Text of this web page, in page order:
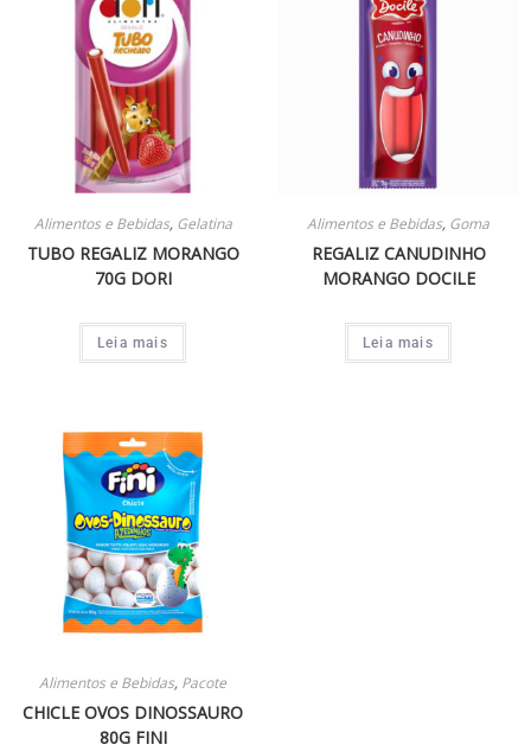
Alimentos e Bebidas, Gelatina
TUBO REGALIZ MORANGO
70G DORI
Leia mais
Alimentos e Bebidas, Goma
REGALIZ CANUDINHO
MORANGO DOCILE
Leia mais
Alimentos e Bebidas, Pacote
CHICLE OVOS DINOSSAURO
80G FINI